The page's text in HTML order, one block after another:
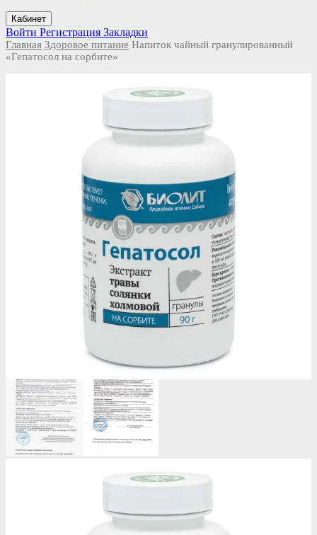
Кабинет
Войти Регистрация Закладки
Главная Здоровое питание Напиток чайный гранулированный
«Гепатосол на сорбите»